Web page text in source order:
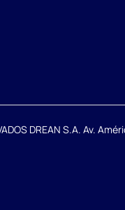
DREAN S.A. Av.